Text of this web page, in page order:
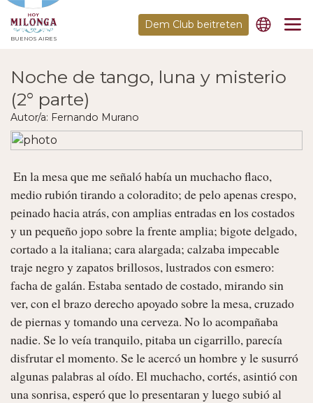
BUENOS AIRES
Dem Club beitreten
Noche de tango, luna y misterio
(2° parte)
Autor/a: Fernando Murano
medio rubión tirando a coloradito; de pelo apenas crespo,
peinado hacia atrás, con amplias entradas en los costados
y un pequeño jopo sobre la frente amplia; bigote delgado,
cortado a la italiana; cara alargada; calzaba impecable
traje negro y zapatos brillosos, lustrados con esmero:
facha de galán. Estaba sentado de costado, mirando sin
ver, con el brazo derecho apoyado sobre la mesa, cruzado
de piernas y tomando una cerveza. No lo acompañaba
nadie. Se lo veía tranquilo, pitaba un cigarrillo, parecía
disfrutar el momento. Se le acercó un hombre y le susurró
algunas palabras al oído. El muchacho, cortés, asintió con
una sonrisa, esperó que lo presentaran y luego subió al